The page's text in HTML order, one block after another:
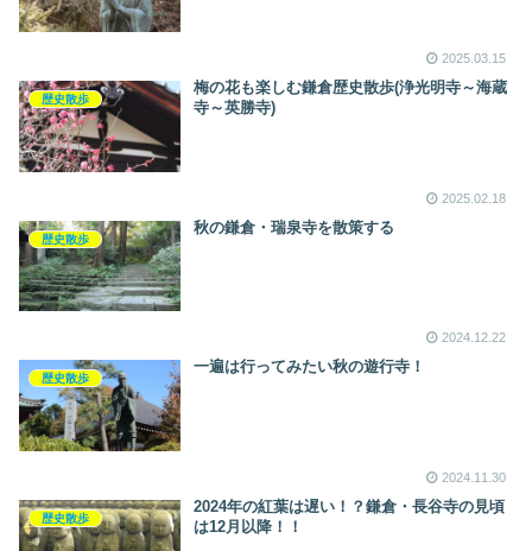
2025.03.15
歴史散歩
梅の花も楽しむ鎌倉歴史散歩(浄光明寺～海蔵
寺～英勝寺)
2025.02.18
歴史散歩
秋の鎌倉・瑞泉寺を散策する
2024.12.22
歴史散歩
一遍は行ってみたい秋の遊行寺！
2024.11.30
歴史散歩
2024年の紅葉は遅い！？鎌倉・長谷寺の見頃
は12月以降！！